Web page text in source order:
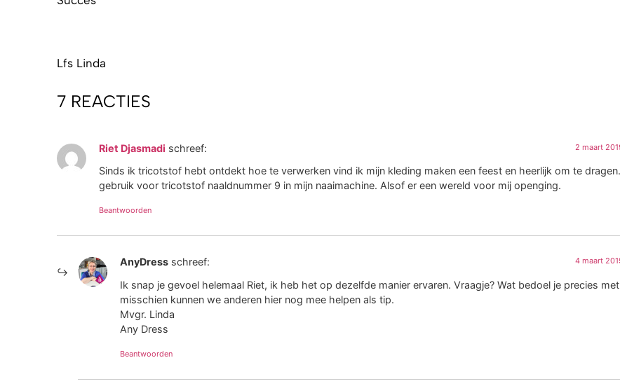
Lfs Linda
7 REACTIES
Riet Djasmadi schreef: 2 maart
Sinds ik tricotstof hebt ontdekt hoe te verwerken vind ik mijn kleding maken een feest en heerlijk om te
gebruik voor tricotstof naaldnummer 9 in mijn naaimachine. Alsof er een wereld voor mij openging.
Beantwoorden
AnyDress schreef: 4 maart
Ik snap je gevoel helemaal Riet, ik heb het op dezelfde manier ervaren. Vraagje? Wat bedoel je precies
misschien kunnen we anderen hier nog mee helpen als tip.
Mvgr. Linda
Any Dress
Beantwoorden